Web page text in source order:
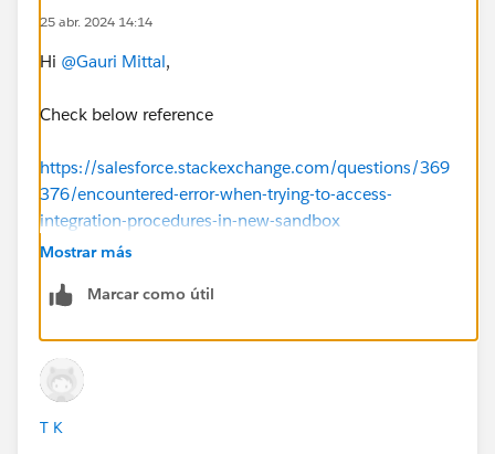
25 abr. 2024 14:14
Hi @Gauri Mittal,
Check below reference
https://salesforce.stackexchange.com/questions/369
376/encountered-error-when-trying-to-access-
integration-procedures-in-new-sandbox
https://help.salesforce.com/s/articleView?
ex_55739.htm&type=5
Mostrar más
Marcar como útil
T K